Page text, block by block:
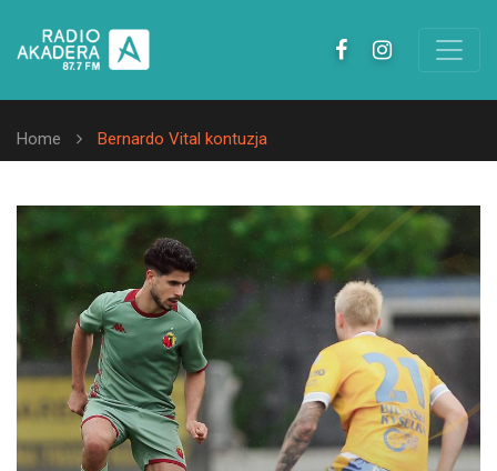
Home Bernardo Vital kontuzja